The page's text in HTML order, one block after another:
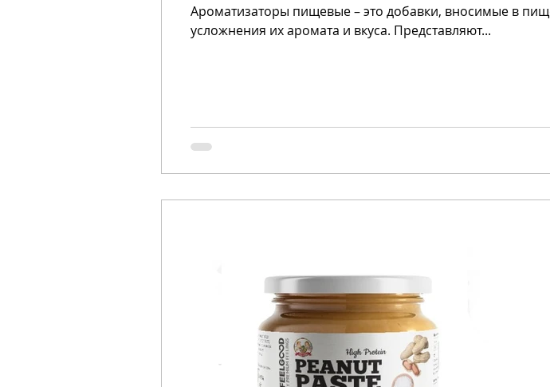
Ароматизаторы пищевые – это добавки, вносимые в пищевые продукты для улучшения, расширения и
усложнения их аромата и вкуса. Представляют...